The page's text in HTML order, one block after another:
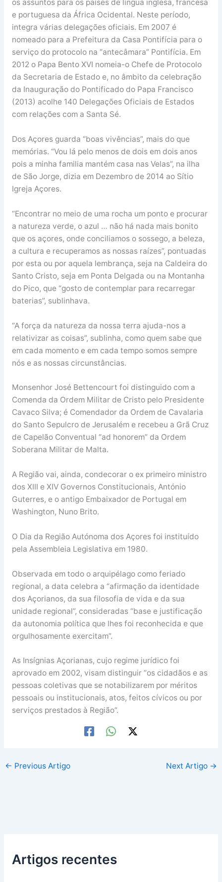
os assuntos para os países de língua inglesa, francesa
e portuguesa da África Ocidental. Neste período,
integra várias delegações oficiais. Em 2007 é
nomeado para a Prefeitura da Casa Pontifícia para o
serviço do protocolo na “antecâmara” Pontifícia. Em
2012 o Papa Bento XVI nomeia-o Chefe de Protocolo
da Secretaria de Estado e, no âmbito da celebração
da Inauguração do Pontificado do Papa Francisco
(2013) acolhe 140 Delegações Oficiais de Estados
com relações com a Santa Sé.
Dos Açores guarda “boas vivências”, mais do que
memórias. “Vou lá pelo menos de dois em dois anos
pois a minha familia mantém casa nas Velas”, na ilha
de São Jorge, dizia em Dezembro de 2014 ao Sítio
Igreja Açores.
“Encontrar no meio de uma rocha um ponto e procurar
a natureza verde, o azul … não há nada mais bonito
que os açores, onde conciliamos o sossego, a beleza,
a cultura e recuperamos as nossas raízes”, pontuadas
por esta ou por aquela lembrança, seja na Caldeira do
Santo Cristo, seja em Ponta Delgada ou na Montanha
do Pico, que “gosto de contemplar para recarregar
baterias”, sublinhava.
“A força da natureza da nossa terra ajuda-nos a
relativizar as coisas”, sublinha, como quem sabe que
em cada momento e em cada tempo somos sempre
nós e as nossas circunstâncias.
Monsenhor José Bettencourt foi distinguido com a
Comenda da Ordem Militar de Cristo pelo Presidente
Cavaco Silva; é Comendador da Ordem de Cavalaria
do Santo Sepulcro de Jerusalém e recebeu a Grã Cruz
de Capelão Conventual “ad honorem” da Ordem
Soberana Militar de Malta.
A Região vai, ainda, condecorar o ex primeiro ministro
dos XIII e XIV Governos Constitucionais, António
Guterres, e o antigo Embaixador de Portugal em
Washington, Nuno Brito.
O Dia da Região Autónoma dos Açores foi instituído
pela Assembleia Legislativa em 1980.
Observada em todo o arquipélago como feriado
regional, a data celebra a “afirmação da identidade
dos Açorianos, da sua filosofia de vida e da sua
unidade regional”, consideradas “base e justificação
da autonomia política que lhes foi reconhecida e que
orgulhosamente exercitam”.
As Insígnias Açorianas, cujo regime jurídico foi
aprovado em 2002, visam distinguir “os cidadãos e as
pessoas coletivas que se notabilizarem por méritos
pessoais ou institucionais, atos, feitos cívicos ou por
serviços prestados à Região”.
← Previous Artigo Next Artigo →
Artigos recentes